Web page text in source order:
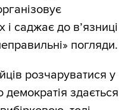
саджає до в’язниці
погляди.
розчаруватися у
здається